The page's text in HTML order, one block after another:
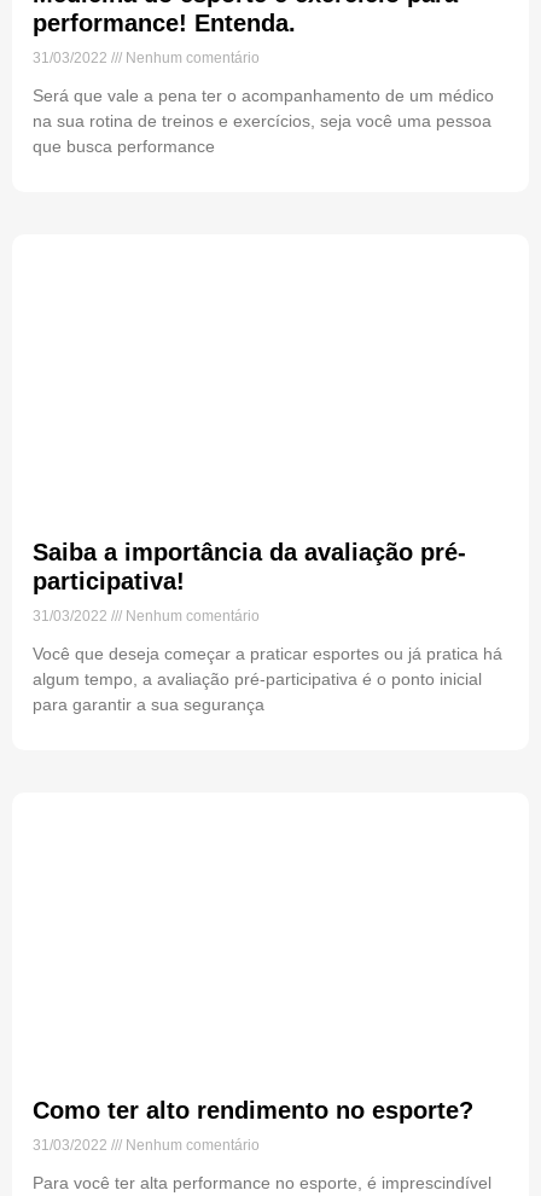
performance! Entenda.
31/03/2022 Nenhum comentário
Será que vale a pena ter o acompanhamento de um médico
na sua rotina de treinos e exercícios, seja você uma pessoa
que busca performance
Saiba a importância da avaliação pré-
participativa!
31/03/2022 Nenhum comentário
Você que deseja começar a praticar esportes ou já pratica há
algum tempo, a avaliação pré-participativa é o ponto inicial
para garantir a sua segurança
Como ter alto rendimento no esporte?
31/03/2022 Nenhum comentário
Para você ter alta performance no esporte, é imprescindível